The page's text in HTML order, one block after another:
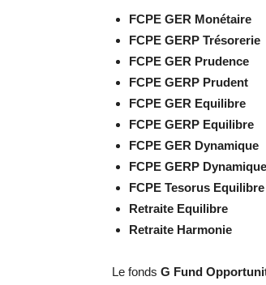
FCPE GER Monétaire
FCPE GERP Trésorerie
FCPE GER Prudence
FCPE GERP Prudent
FCPE GER Equilibre
FCPE GERP Equilibre
FCPE GER Dynamique
FCPE GERP Dynamique
FCPE Tesorus Equilibre
Retraite Equilibre
Retraite Harmonie
Le fonds G Fund